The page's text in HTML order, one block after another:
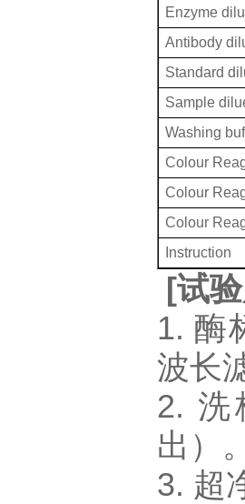
Enzyme
Antibody
Standard
Sample
Washing
Colour
Colour
Colour
Instruction
[试
1. 酶
波长
2. 洗
出）
3. 超